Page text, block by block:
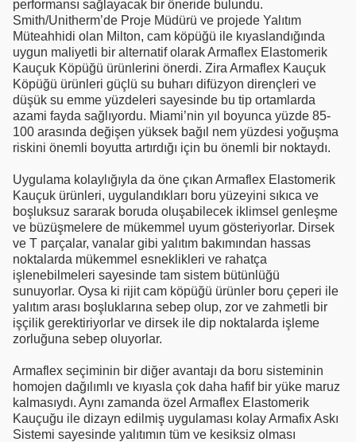
performansı sağlayacak bir öneride bulundu.
Smith/Unitherm’de Proje Müdürü ve projede Yalıtım
Müteahhidi olan Milton, cam köpüğü ile kıyaslandığında
uygun maliyetli bir alternatif olarak Armaflex Elastomerik
Kauçuk Köpüğü ürünlerini önerdi. Zira Armaflex Kauçuk
Köpüğü ürünleri güçlü su buharı difüzyon dirençleri ve
düşük su emme yüzdeleri sayesinde bu tip ortamlarda
azami fayda sağlıyordu. Miami’nin yıl boyunca yüzde 85-
100 arasında değişen yüksek bağıl nem yüzdesi yoğuşma
riskini önemli boyutta artırdığı için bu önemli bir noktaydı.
Uygulama kolaylığıyla da öne çıkan Armaflex Elastomerik
Kauçuk ürünleri, uygulandıkları boru yüzeyini sıkıca ve
boşluksuz sararak boruda oluşabilecek iklimsel genleşme
ve büzüşmelere de mükemmel uyum gösteriyorlar. Dirsek
ve T parçalar, vanalar gibi yalıtım bakımından hassas
noktalarda mükemmel esneklikleri ve rahatça
işlenebilmeleri sayesinde tam sistem bütünlüğü
sunuyorlar. Oysa ki rijit cam köpüğü ürünler boru çeperi ile
yalıtım arası boşluklarına sebep olup, zor ve zahmetli bir
işçilik gerektiriyorlar ve dirsek ile dip noktalarda işleme
zorluğuna sebep oluyorlar.
Armaflex seçiminin bir diğer avantajı da boru sisteminin
homojen dağılımlı ve kıyasla çok daha hafif bir yüke maruz
kalmasıydı. Aynı zamanda özel Armaflex Elastomerik
Kauçuğu ile dizayn edilmiş uygulaması kolay Armafix Askı
Sistemi sayesinde yalıtımın tüm ve kesiksiz olması